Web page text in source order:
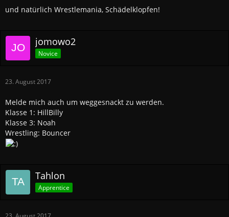
und natürlich Wrestlemania, Schädelklopfen!
jomowo2
Novice
23. August 2017
Melde mich auch um weggesnackt zu werden.
Klasse 1: HillBilly
Klasse 3: Noah
Wrestling: Bouncer
Tahlon
Apprentice